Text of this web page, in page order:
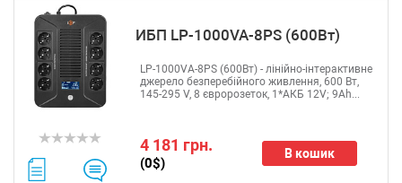
ИБП LP-1000VA-8PS (600Вт)
4 181 грн.
(0$)
В кошик
LP-1000VA-8PS (600Вт) - лінійно-інтерактивне
джерело безперебійного живлення, 600 Вт,
145-295 V, 8 євророзеток, 1*АКБ 12V; 9Ah...